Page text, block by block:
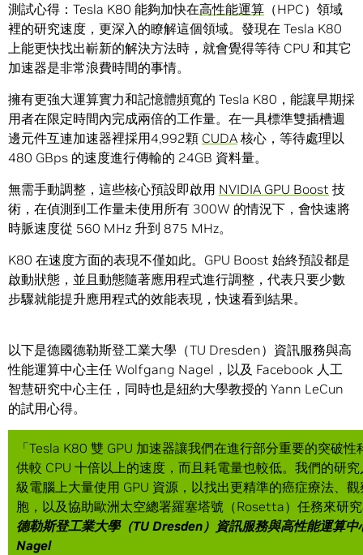
測試心得：Tesla K80 能夠加快在高性能運算 （HPC）領域
裡的研究速度，更深入的瞭解這個領域。發現在 Tesla K80
上能更快找出嶄新的解決方法時，就會覺得等待 CPU 和其它
加速器是非常浪費時間的事情。
擁有更強大運算實力和記憶體頻寬的 Tesla K80，能讓早期採
用者在限定時間內完成兩倍的工作量。在一具標準雙插槽週
邊元件互連加速器裡採用4,992顆 CUDA 核心，等待處理以
480 GBps 的速度進行傳輸的 24GB 資料量。
無需手動調整，這些核心預設即啟用 NVIDIA GPU Boost 技
術，在偵測到工作量未使用所有 300W 的情況下，會快速將
時脈速度從 560 MHz 升到 875 MHz。
K80 在速度方面的表現不僅如此。GPU Boost 始終預設都是
啟動狀態，並且動態隨著應用程式進行調整，代表只要少數
步驟就能提升應用程式的效能表現，快速看到結果。
以下是德國德勒斯登工業大學（TU Dresden）資訊服務與高
性能運算中心主任 Wolfgang Nagel，以及 Facebook 人工
智慧研究中心主任，同時也是紐約大學教授的 Yann LeCun
的試用心得。
「Tesla K80 雙 GPU 加速器讓我們在進行部分重要的突破
供較 CPU 十倍以上的速度，而且耗電量也較低。我們的研
級電腦上大量使用 GPU 資源，以找出更精準的癌症療法、
胞，以及協助歐洲太空總署羅塞塔號（Rosetta）任務來研
德勒斯登工業大學（TU Dresden）資訊服務與高性能運算中
Nagel